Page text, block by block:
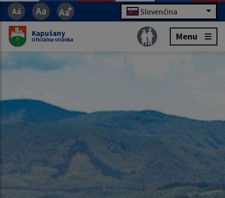
Slovenčina
Kapušany
Oficiálna stránka Menu